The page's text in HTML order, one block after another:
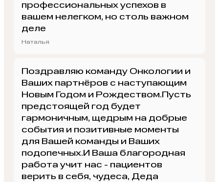
профессиональных успехов в
вашем нелегком, но столь важном
деле
Наталья
Поздравляю команду Онкологии и
Ваших партнёров с наступающим
Новым Годом и Рождеством.Пусть
предстоящей год будет
гармоничным, щедрым на добрые
события и позитивные моменты
для Вашей команды и Ваших
подопечных.И Ваша благородная
работа учит нас - пациентов
верить в себя, чудеса, Деда